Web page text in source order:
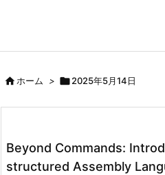
ホーム > 2025年5月14日
Beyond Commands:
structured Assembly